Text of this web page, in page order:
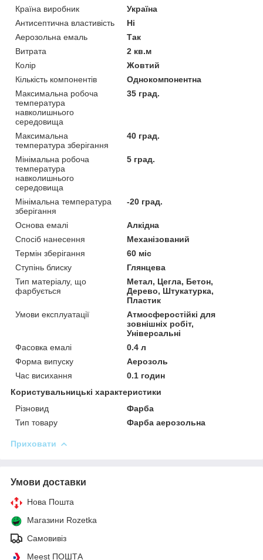
Країна виробник
Україна
Антисептична властивість
Ні
Аерозольна емаль
Так
Витрата
2 кв.м
Колір
Жовтий
Кількість компонентів
Однокомпонентна
Максимальна робоча
температура
навколишнього
середовища
35 град.
Максимальна
температура зберігання
40 град.
Мінімальна робоча
температура
навколишнього
середовища
5 град.
Мінімальна температура
зберігання
-20 град.
Основа емалі
Алкідна
Спосіб нанесення
Механізований
Термін зберігання
60 міс
Ступінь блиску
Глянцева
Тип матеріалу, що
фарбується
Метал, Цегла, Бетон,
Дерево, Штукатурка,
Пластик
Умови експлуатації
Атмосферостійкі для
зовнішніх робіт,
Універсальні
Фасовка емалі
0.4 л
Форма випуску
Аерозоль
Час висихання
0.1 годин
Користувальницькі характеристики
Різновид
Фарба
Тип товару
Фарба аерозольна
Приховати
Умови доставки
Нова Пошта
Магазини Rozetka
Самовивіз
Meest ПОШТА